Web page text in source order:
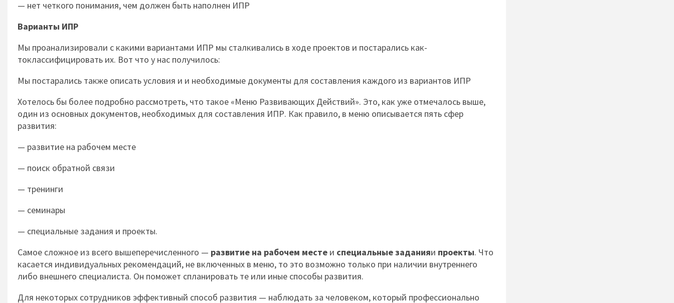
— нет четкого понимания, чем должен быть наполнен ИПР
Варианты ИПР
Мы проанализировали с какими вариантами ИПР мы сталкивались в ходе проектов и постарались как-
токлассифицировать их. Вот что у нас получилось:
Мы постарались также описать условия и и необходимые документы для составления каждого из вариантов ИПР
Хотелось бы более подробно рассмотреть, что такое «Меню Развивающих Действий». Это, как уже отмечалось выше,
один из основных документов, необходимых для составления ИПР. Как правило, в меню описывается пять сфер
развития:
— развитие на рабочем месте
— поиск обратной связи
— тренинги
— семинары
— специальные задания и проекты.
Самое сложное из всего вышеперечисленного — развитие на рабочем месте и специальные заданияи проекты. Что
касается индивидуальных рекомендаций, не включенных в меню, то это возможно только при наличии внутреннего
либо внешнего специалиста. Он поможет спланировать те или иные способы развития.
Для некоторых сотрудников эффективный способ развития — наблюдать за человеком, который профессионально